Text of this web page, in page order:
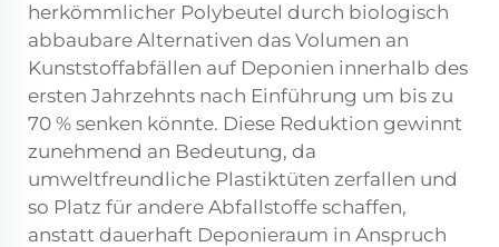
herkömmlicher Polybeutel durch biologisch
abbaubare Alternativen das Volumen an
Kunststoffabfällen auf Deponien innerhalb des
ersten Jahrzehnts nach Einführung um bis zu
70 % senken könnte. Diese Reduktion gewinnt
zunehmend an Bedeutung, da
umweltfreundliche Plastiktüten zerfallen und
so Platz für andere Abfallstoffe schaffen,
anstatt dauerhaft Deponieraum in Anspruch